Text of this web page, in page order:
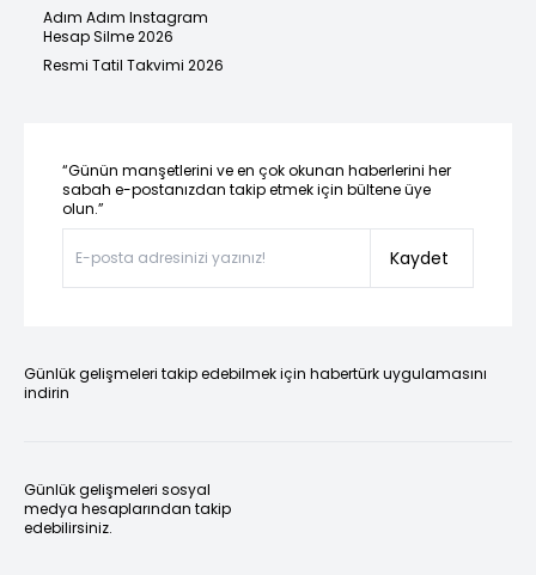
Adım Adım Instagram
Hesap Silme 2026
Resmi Tatil Takvimi 2026
“Günün manşetlerini ve en çok okunan haberlerini her
sabah e-postanızdan takip etmek için bültene üye
olun.”
Kaydet
Günlük gelişmeleri takip edebilmek için habertürk uygulamasını
indirin
Günlük gelişmeleri sosyal
medya hesaplarından takip
edebilirsiniz.